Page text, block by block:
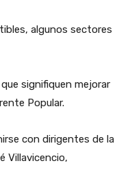
algunos sectores
signifiquen mejorar
Popular.
con dirigentes de la
Villavicencio,